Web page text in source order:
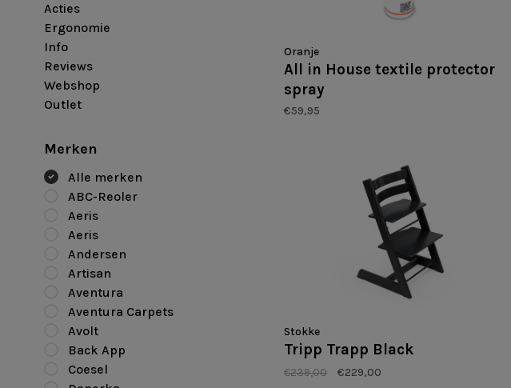
Acties
Ergonomie
Info
Reviews
Webshop
Outlet
Merken
Alle merken
ABC-Reoler
Aeris
Aeris
Andersen
Artisan
Aventura
Aventura Carpets
Avolt
Back App
Coesel
Oranje
All in House textile protector
spray
€59,95
Stokke
Tripp Trapp Black
€239,00 €229,00